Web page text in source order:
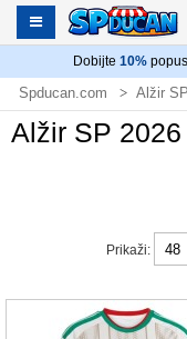
Dobijte 10%
Spducan.com Alžir
Alžir SP
Prikaži: